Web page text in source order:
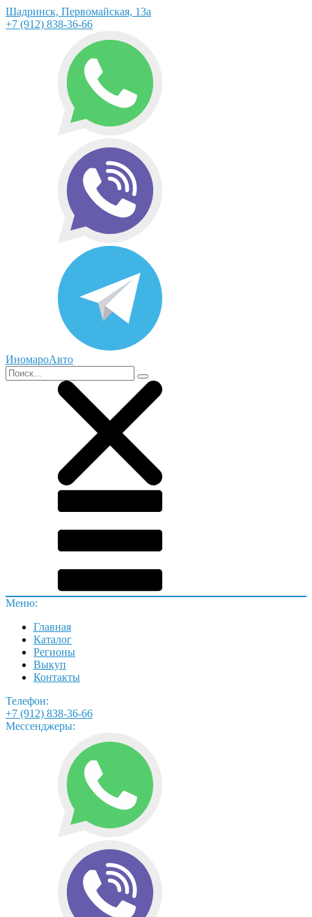
Шадринск, Первомайская, 13а
+7 (912) 838-36-66
ИномароАвто
Меню:
Главная
Каталог
Регионы
Выкуп
Контакты
Телефон:
+7 (912) 838-36-66
Мессенджеры: